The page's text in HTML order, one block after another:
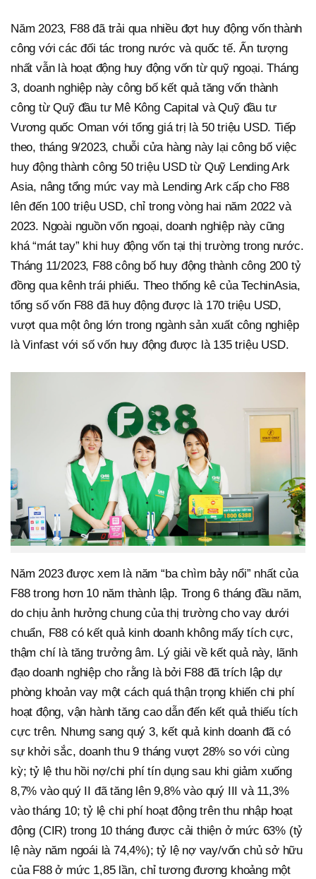
Năm 2023, F88 đã trải qua nhiều đợt huy động vốn thành
công với các đối tác trong nước và quốc tế. Ấn tượng
nhất vẫn là hoạt động huy động vốn từ quỹ ngoại. Tháng
3, doanh nghiệp này công bố kết quả tăng vốn thành
công từ Quỹ đầu tư Mê Kông Capital và Quỹ đầu tư
Vương quốc Oman với tổng giá trị là 50 triệu USD. Tiếp
theo, tháng 9/2023, chuỗi cửa hàng này lại công bố việc
huy động thành công 50 triệu USD từ Quỹ Lending Ark
Asia, nâng tổng mức vay mà Lending Ark cấp cho F88
lên đến 100 triệu USD, chỉ trong vòng hai năm 2022 và
2023. Ngoài nguồn vốn ngoại, doanh nghiệp này cũng
khá “mát tay” khi huy động vốn tại thị trường trong nước.
Tháng 11/2023, F88 công bố huy động thành công 200 tỷ
đồng qua kênh trái phiếu. Theo thống kê của TechinAsia,
tổng số vốn F88 đã huy động được là 170 triệu USD,
vượt qua một ông lớn trong ngành sản xuất công nghiệp
là Vinfast với số vốn huy động được là 135 triệu USD.
Năm 2023 được xem là năm “ba chìm bảy nổi” nhất của
F88 trong hơn 10 năm thành lập. Trong 6 tháng đầu năm,
do chịu ảnh hưởng chung của thị trường cho vay dưới
chuẩn, F88 có kết quả kinh doanh không mấy tích cực,
thậm chí là tăng trưởng âm. Lý giải về kết quả này, lãnh
đạo doanh nghiệp cho rằng là bởi F88 đã trích lập dự
phòng khoản vay một cách quá thận trọng khiến chi phí
hoạt động, vận hành tăng cao dẫn đến kết quả thiếu tích
cực trên. Nhưng sang quý 3, kết quả kinh doanh đã có
sự khởi sắc, doanh thu 9 tháng vượt 28% so với cùng
kỳ; tỷ lệ thu hồi nợ/chi phí tín dụng sau khi giảm xuống
8,7% vào quý II đã tăng lên 9,8% vào quý III và 11,3%
vào tháng 10; tỷ lệ chi phí hoạt động trên thu nhập hoạt
động (CIR) trong 10 tháng được cải thiện ở mức 63% (tỷ
lệ này năm ngoái là 74,4%); tỷ lệ nợ vay/vốn chủ sở hữu
của F88 ở mức 1,85 lần, chỉ tương đương khoảng một